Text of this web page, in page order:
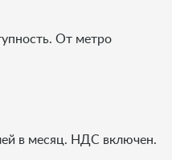
От метро
в месяц. НДС включен.